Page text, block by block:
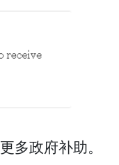
多政府补助。